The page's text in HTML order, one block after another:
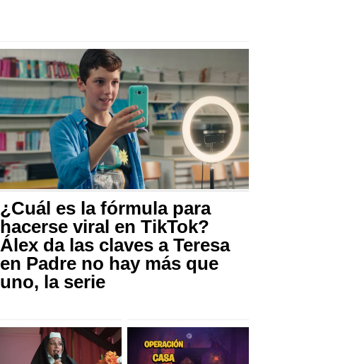
¿Cuál es la fórmula para
hacerse viral en TikTok?
Álex da las claves a Teresa
en Padre no hay más que
uno, la serie